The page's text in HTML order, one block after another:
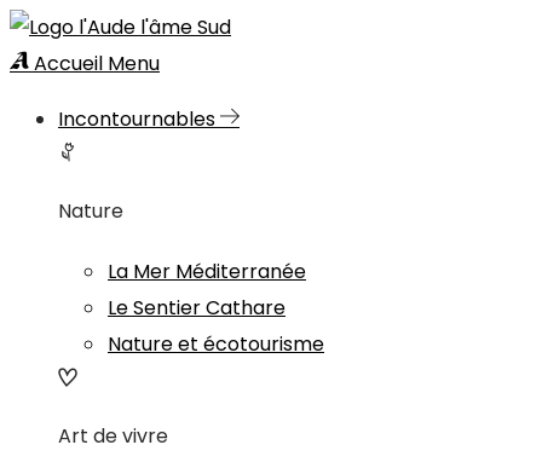
Accueil Menu
Incontournables
Nature
La Mer Méditerranée
Le Sentier Cathare
Nature et écotourisme
Art de vivre